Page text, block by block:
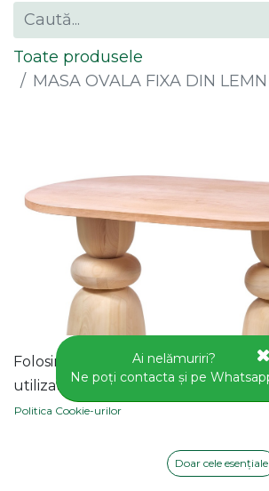
Toate produsele
MASA OVALA FIXA DIN LEMN
Folosim cookie-uri pentru a vă
utilizator mai bună pe acest site
Politica Cookie-urilor
Doar cele esențiale
Ai nelămuriri?
Ne poți contacta și pe